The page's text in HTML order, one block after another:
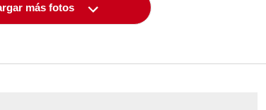
más fotos